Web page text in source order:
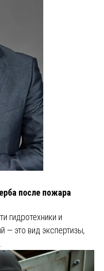
после пожара
гидротехники и
— это вид экспертизы,